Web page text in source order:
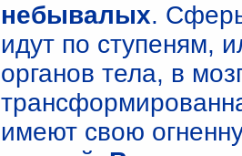
небывалых.
идут по ступеням,
органов тела, в
имеют свою